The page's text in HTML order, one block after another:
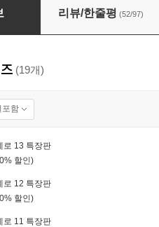
리뷰/한줄평 (52/97)
(19개)
포함
로 13 특장판
할인)
로 12 특장판
할인)
로 11 특장판